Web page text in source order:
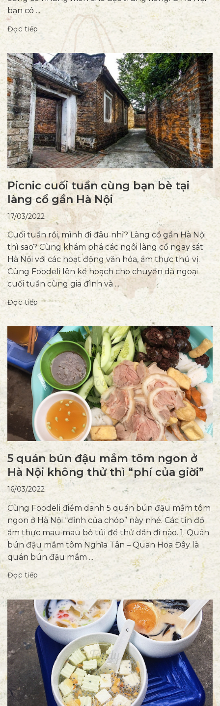
bạn có ...
Đọc tiếp
Picnic cuối tuần cùng bạn bè tại
làng cổ gần Hà Nội
17/03/2022
Cuối tuần rồi, mình đi đâu nhỉ? Làng cổ gần Hà Nội
thì sao? Cùng khám phá các ngôi làng cổ ngay sát
Hà Nội với các hoạt động văn hóa, ẩm thực thú vị.
Cùng Foodeli lên kế hoạch cho chuyến dã ngoại
cuối tuần cùng gia đình và ...
Đọc tiếp
5 quán bún đậu mắm tôm ngon ở
Hà Nội không thử thì “phí của giời”
16/03/2022
Cùng Foodeli điểm danh 5 quán bún đậu mắm tôm
ngon ở Hà Nội “đỉnh của chóp” này nhé. Các tín đồ
ẩm thực mau mau bỏ túi để thử dần đi nào. 1. Quán
bún đậu mắm tôm Nghĩa Tân – Quan Hoa Đây là
quán bún đậu mắm ...
Đọc tiếp